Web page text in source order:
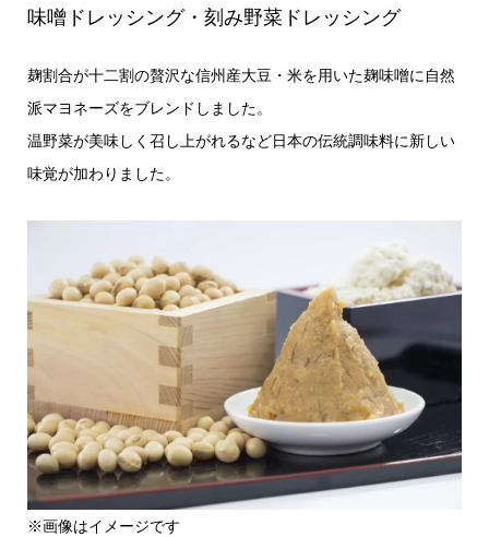
味噌ドレッシング・刻み野菜ドレッシング
麹割合が十二割の贅沢な信州産大豆・米を用いた麹味噌に自然
派マヨネーズをブレンドしました。
温野菜が美味しく召し上がれるなど日本の伝統調味料に新しい
味覚が加わりました。
※画像はイメージです